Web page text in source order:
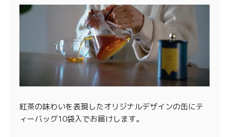
紅茶の味わいを表現したオリジナルデザインの缶にテ
ィーバッグ10袋入でお届けします。